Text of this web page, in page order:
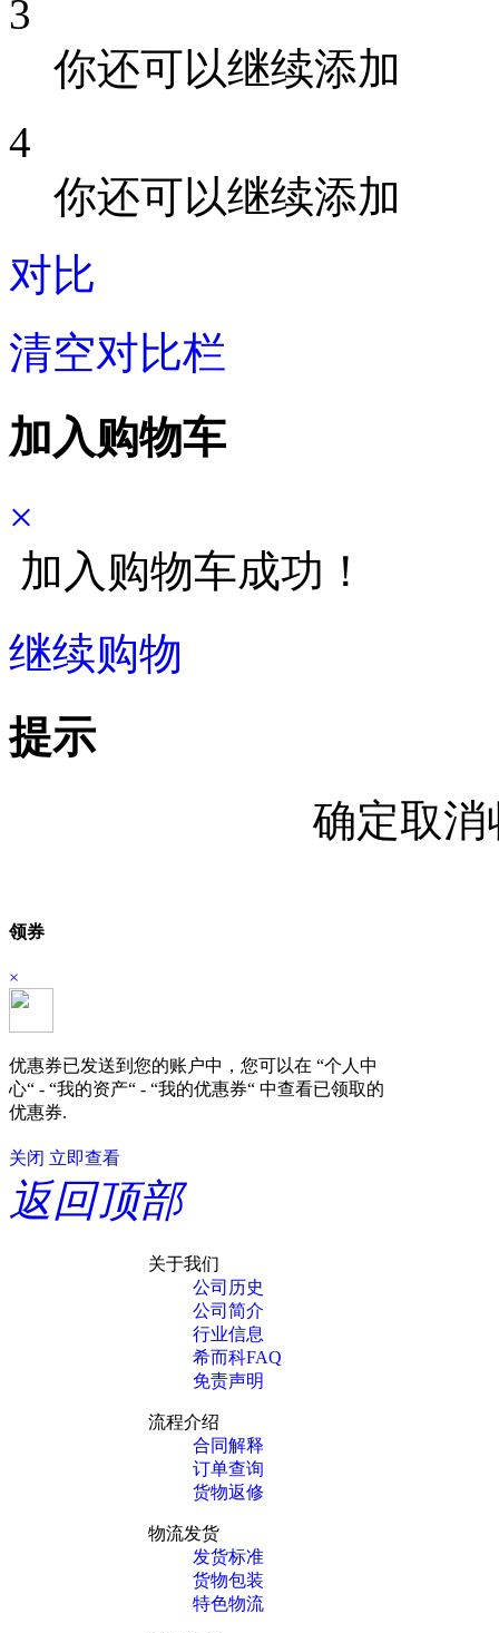
3
你还可以继续添加
4
你还可以继续添加
对比
清空对比栏
加入购物车
×
加入购物车成功！
继续购物
提示
确定取
领券
×
优惠券已发送到您的账户中，您可以在 “个人中
心“ - “我的资产“ - “我的优惠券“ 中查看已领取的
优惠券.
关闭 立即查看
返回顶部
关于我们
公司历史
公司简介
行业信息
希而科FAQ
免责声明
流程介绍
合同解释
订单查询
货物返修
物流发货
发货标准
货物包装
特色物流